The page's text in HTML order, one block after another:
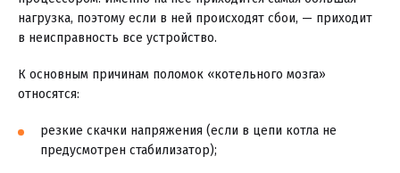
нагрузка, поэтому если в ней происходят сбои, — приходит
в неисправность все устройство.
К основным причинам поломок «котельного мозга»
относятся:
резкие скачки напряжения (если в цепи котла не
предусмотрен стабилизатор);